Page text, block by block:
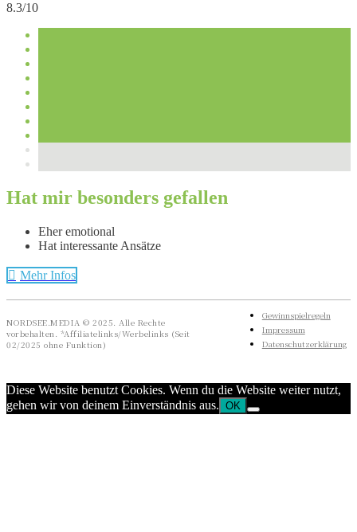
8.3/10
Hat mir besonders gefallen
Eher emotional
Hat interessante Ansätze
Mehr Infos
NORDSEE.MEDIA © 2025. Alle Rechte
vorbehalten. *Affiliatelinks/Werbelinks (Seit
02/2025 ohne Funktion)
Gewinnspielregeln
Impressum
Datenschutzerklärung
Diese Website benutzt Cookies. Wenn du die Website weiter nutzt,
gehen wir von deinem Einverständnis aus. OK